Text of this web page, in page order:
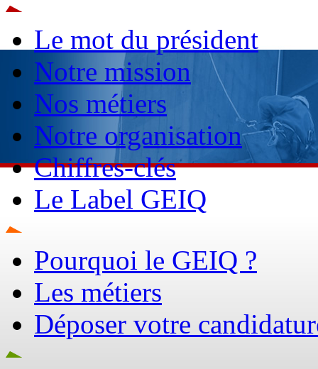
Le mot du président
Notre mission
Nos métiers
Notre organisation
Chiffres-clés
Le Label GEIQ
Pourquoi le GEIQ ?
Les métiers
Déposer votre